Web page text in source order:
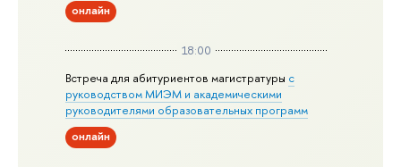
онлайн
18:00
Встреча для абитуриентов магистратуры с
руководством МИЭМ и академическими
руководителями образовательных программ
онлайн